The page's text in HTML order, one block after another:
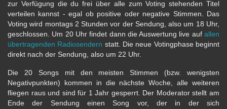
zur Verfügung die du frei über alle zum Voting stehenden Titel
verteilen kannst - egal ob positive oder negative Stimmen. Das
Voting wird montags 2 Stunden vor der Sendung, also um 18 Uhr,
geschlossen. Um 20 Uhr findet dann die Auswertung live auf allen
übertragenden Radiosendern statt. Die neue Votingphase beginnt
direkt nach der Sendung, also um 22 Uhr.
Die 20 Songs mit den meisten Stimmen (bzw. wenigsten
Negativpunkten) kommen in die nächste Woche, alle weiteren
fliegen raus und sind für 1 Jahr gesperrt. Der Moderator stellt am
Ende der Sendung einen Song vor, der in der sich